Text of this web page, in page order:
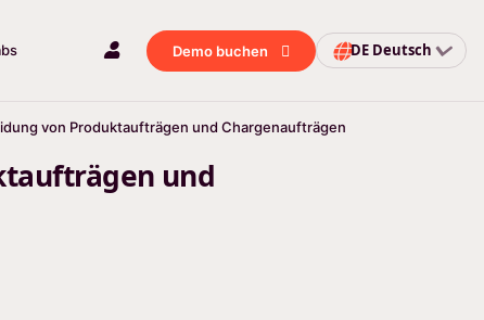
Demo buchen DE Deutsch
von Produktaufträgen und Chargenaufträgen
und